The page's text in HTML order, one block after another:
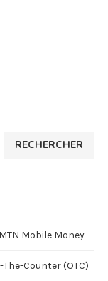
RECHERCHER
Mobile Money
Counter (OTC)